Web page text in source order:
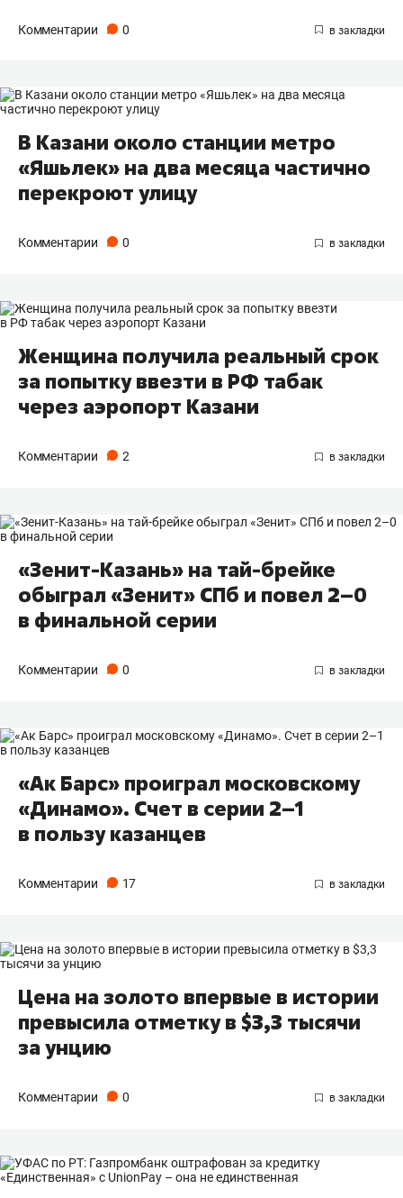
Комментарии 0
В Казани около станции метро
«Яшьлек» на два месяца частично
перекроют улицу
Комментарии 0
Женщина получила реальный срок
за попытку ввезти в РФ табак
через аэропорт Казани
Комментарии 2
«Зенит-Казань» на тай-брейке
обыграл «Зенит» СПб и повел 2–0
в финальной серии
Комментарии 0
«Ак Барс» проиграл московскому
«Динамо». Счет в серии 2–1
в пользу казанцев
Комментарии 17
Цена на золото впервые в истории
превысила отметку в $3,3 тысячи
за унцию
Комментарии 0